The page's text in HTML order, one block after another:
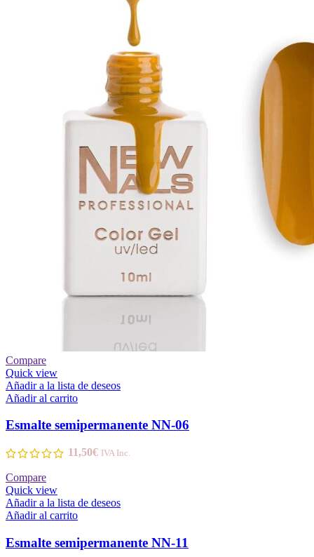
Compare
Quick view
Añadir a la lista de deseos
Añadir al carrito
Esmalte semipermanente NN-06
11,50€ IVA Inc.
Compare
Quick view
Añadir a la lista de deseos
Añadir al carrito
Esmalte semipermanente NN-11